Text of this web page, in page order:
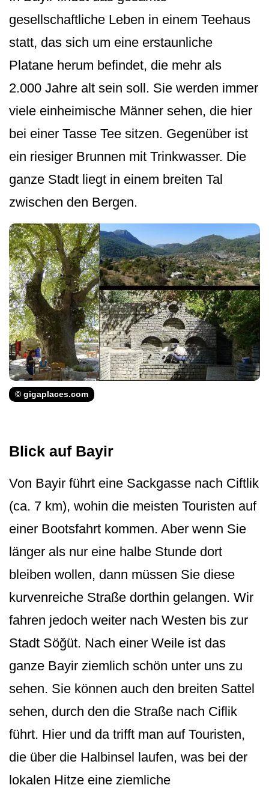
gesellschaftliche Leben in einem Teehaus
statt, das sich um eine erstaunliche
Platane herum befindet, die mehr als
2.000 Jahre alt sein soll. Sie werden immer
viele einheimische Männer sehen, die hier
bei einer Tasse Tee sitzen. Gegenüber ist
ein riesiger Brunnen mit Trinkwasser. Die
ganze Stadt liegt in einem breiten Tal
zwischen den Bergen.
© gigaplaces.com
Blick auf Bayir
Von Bayir führt eine Sackgasse nach Ciftlik
(ca. 7 km), wohin die meisten Touristen auf
einer Bootsfahrt kommen. Aber wenn Sie
länger als nur eine halbe Stunde dort
bleiben wollen, dann müssen Sie diese
kurvenreiche Straße dorthin gelangen. Wir
fahren jedoch weiter nach Westen bis zur
Stadt Söğüt. Nach einer Weile ist das
ganze Bayir ziemlich schön unter uns zu
sehen. Sie können auch den breiten Sattel
sehen, durch den die Straße nach Ciflik
führt. Hier und da trifft man auf Touristen,
die über die Halbinsel laufen, was bei der
lokalen Hitze eine ziemliche